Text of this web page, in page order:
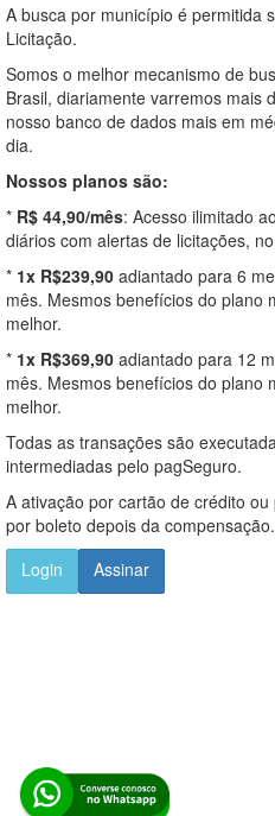
A busca por município é permitida
Licitação.
Somos o melhor mecanismo de
Brasil, diariamente varremos mais
nosso banco de dados mais em
dia.
Nossos planos são:
* R$ 44,90/mês: Acesso ilimitado
diários com alertas de licitações,
* 1x R$239,90 adiantado para 6
mês. Mesmos benefícios do plano
melhor.
* 1x R$369,90 adiantado para 12
mês. Mesmos benefícios do plano
melhor.
Todas as transações são
intermediadas pelo pagSeguro.
A ativação por cartão de crédito
por boleto depois da compensação.
Login
Assinar